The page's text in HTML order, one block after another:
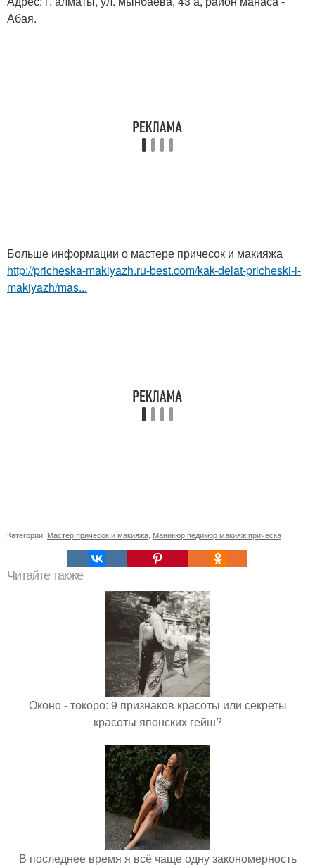
Абая.
Больше информации о мастере причесок и макияжа
http://pricheska-makiyazh.ru-best.com/kak-delat-pricheski-i-
makiyazh/mas...
Категории: Мастер причесок и макияжа, Маникюр педикюр макияж прическа
Читайте также
Оконо - токоро: 9 признаков красоты или секреты
красоты японских гейш?
В последнее время я всё чаще одну закономерность